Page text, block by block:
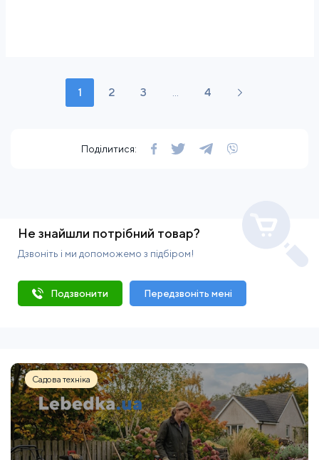
1 2 3 ... 4
Поділитися:
Не знайшли потрібний товар?
Дзвоніть і ми допоможемо з підбіром!
Подзвонити Передзвоніть мені
Садова техніка